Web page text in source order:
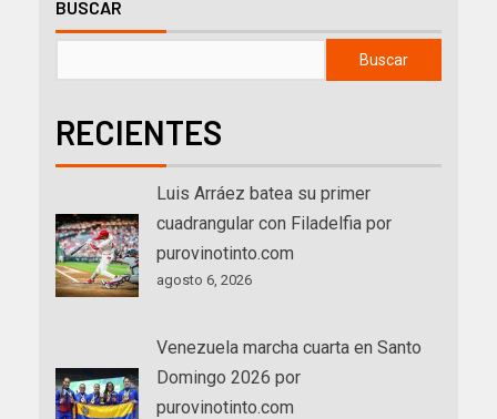
BUSCAR
Buscar
RECIENTES
Luis Arráez batea su primer
cuadrangular con Filadelfia por
purovinotinto.com
agosto 6, 2026
Venezuela marcha cuarta en Santo
Domingo 2026 por
purovinotinto.com